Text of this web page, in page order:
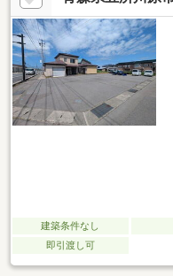
建築条件なし
即引渡し可